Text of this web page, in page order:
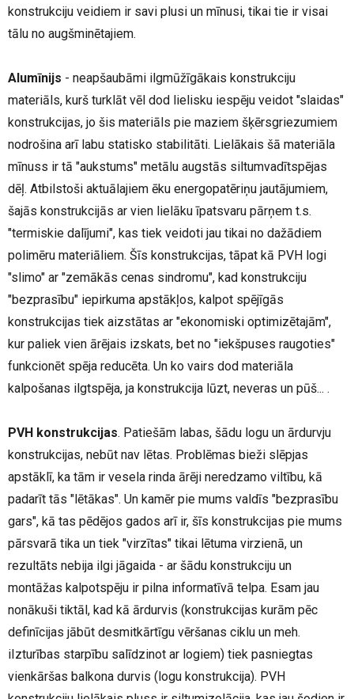
konstrukciju veidiem ir savi plusi un mīnusi, tikai tie ir visai
tālu no augšminētajiem.
Alumīnijs - neapšaubāmi ilgmūžīgākais konstrukciju
materiāls, kurš turklāt vēl dod lielisku iespēju veidot "slaidas"
konstrukcijas, jo šis materiāls pie maziem šķērsgriezumiem
nodrošina arī labu statisko stabilitāti. Lielākais šā materiāla
mīnuss ir tā "aukstums" metālu augstās siltumvadītspējas
dēļ. Atbilstoši aktuālajiem ēku energopatēriņu jautājumiem,
šajās konstrukcijās ar vien lielāku īpatsvaru pārņem t.s.
"termiskie dalījumi", kas tiek veidoti jau tikai no dažādiem
polimēru materiāliem. Šīs konstrukcijas, tāpat kā PVH logi
"slimo" ar "zemākās cenas sindromu", kad konstrukciju
"bezprasību" iepirkuma apstākļos, kalpot spējīgās
konstrukcijas tiek aizstātas ar "ekonomiski optimizētajām",
kur paliek vien ārējais izskats, bet no "iekšpuses raugoties"
funkcionēt spēja reducēta. Un ko vairs dod materiāla
kalpošanas ilgtspēja, ja konstrukcija lūzt, neveras un pūš... .
PVH konstrukcijas. Patiešām labas, šādu logu un ārdurvju
konstrukcijas, nebūt nav lētas. Problēmas bieži slēpjas
apstāklī, ka tām ir vesela rinda ārēji neredzamo viltību, kā
padarīt tās "lētākas". Un kamēr pie mums valdīs "bezprasību
gars", kā tas pēdējos gados arī ir, šīs konstrukcijas pie mums
pārsvarā tika un tiek "virzītas" tikai lētuma virzienā, un
rezultāts nebija ilgi jāgaida - ar šādu konstrukciju un
montāžas kalpotspēju ir pilna informatīvā telpa. Esam jau
nonākuši tiktāl, kad kā ārdurvis (konstrukcijas kurām pēc
definīcijas jābūt desmitkārtīgu vēršanas ciklu un meh.
iIzturības starpību salīdzinot ar logiem) tiek pasniegtas
vienkāršas balkona durvis (logu konstrukcija). PVH